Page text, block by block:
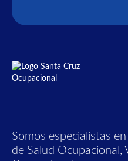
Somos especialistas
de Salud Ocupacional,